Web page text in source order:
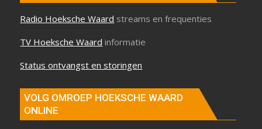
Radio Hoeksche Waard streams en frequenties
TV Hoeksche Waard informatie
Status ontvangst en storingen
VOLG OMROEP HOEKSCHE WAARD
ONLINE